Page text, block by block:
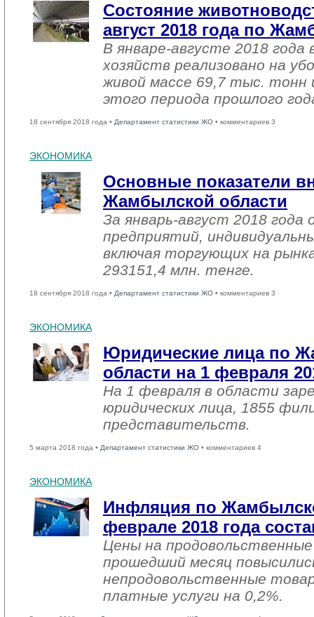
Состояние
август 2018 года по
В январе-августе 2018 года
хозяйств реализовано на
живой массе 69,7 тыс. тонн
этого периода прошлого
18 сентября 2018 года • Департамент статистики ЖО • комментариев 3
ЭКОНОМИКА
Основные показатели
Жамбылской области
За январь-август 2018
предприятий,
включая торгующих на
293151,4 млн. тенге.
18 сентября 2018 года • Департамент статистики ЖО • комментариев 3
ЭКОНОМИКА
Юридические лица по
области на 1 февраля
На 1 февраля в области
юридических лица, 1855
представительств.
5 марта 2018 года • Департамент статистики ЖО • комментариев 4
ЭКОНОМИКА
Инфляция по
феврале 2018 года
Цены на
прошедший месяц
непродовольственные
платные услуги на 0,2%.